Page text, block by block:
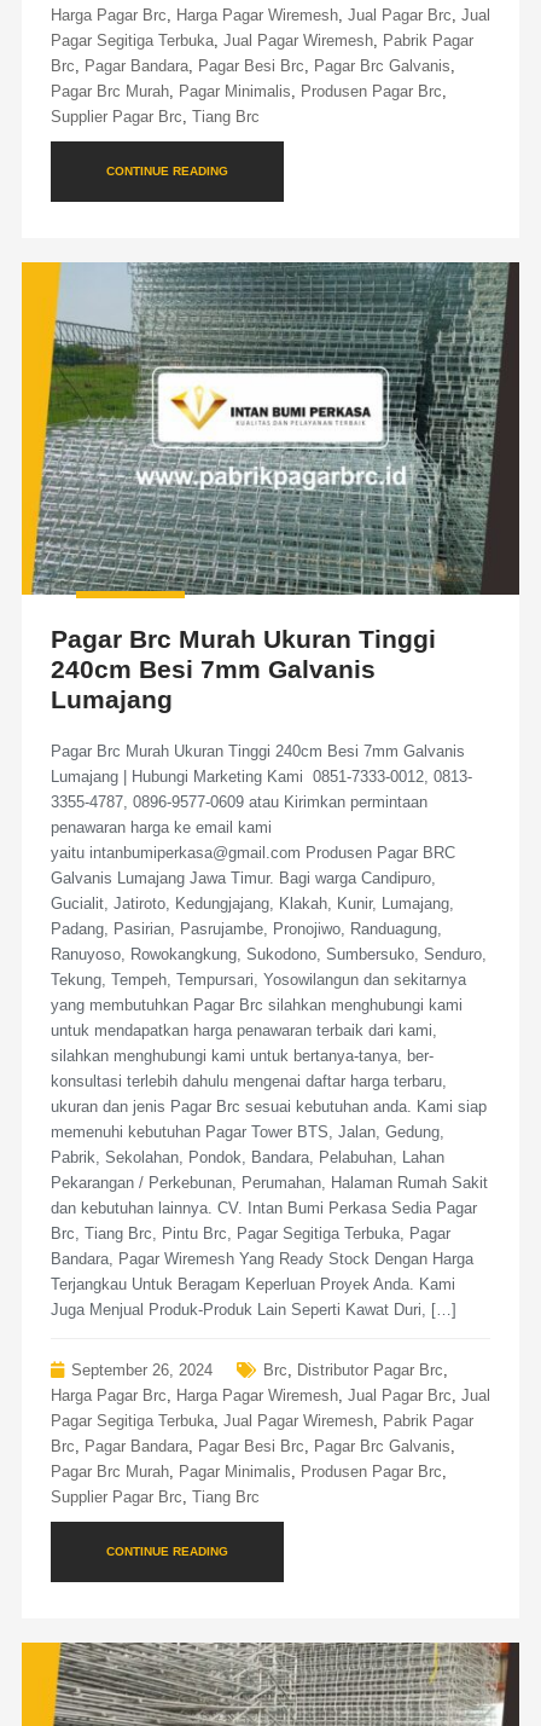
Harga Pagar Brc
Harga Pagar Wiremesh, Jual Pagar Brc Jual
Pagar Segitiga Terbuka, Jual Pagar Wiremesh,
Pabrik Pagar
Brc
Pagar Bandara, Pagar Besi Brc Pagar Brc Galvanis
Pagar Brc Murah, Pagar Minimalis Produsen Pagar Brc
Supplier Pagar Brc Tiang Brc
CONTINUE READING
Pagar Brc Murah Ukuran Tinggi
240cm Besi 7mm Galvanis
Lumajang
Pagar Brc Murah Ukuran Tinggi 240cm Besi 7mm Galvanis
Lumajang | Hubungi Marketing Kami 0851-7333-0012, 0813-
3355-4787, 0896-9577-0609 atau Kirimkan permintaan
penawaran harga ke email kami
yaitu intanbumiperkasa@gmail.com Produsen Pagar BRC
Galvanis Lumajang Jawa Timur. Bagi warga Candipuro,
Gucialit, Jatiroto, Kedungjajang, Klakah, Kunir, Lumajang,
Padang, Pasirian, Pasrujambe, Pronojiwo, Randuagung,
Ranuyoso, Rowokangkung, Sukodono, Sumbersuko, Senduro,
Tekung, Tempeh, Tempursari, Yosowilangun dan sekitarnya
yang membutuhkan Pagar Brc silahkan menghubungi kami
untuk mendapatkan harga penawaran terbaik dari kami,
silahkan menghubungi kami untuk bertanya-tanya, ber-
konsultasi terlebih dahulu mengenai daftar harga terbaru,
ukuran dan jenis Pagar Brc sesuai kebutuhan anda. Kami siap
memenuhi kebutuhan Pagar Tower BTS, Jalan, Gedung,
Pabrik, Sekolahan, Pondok, Bandara, Pelabuhan, Lahan
Pekarangan / Perkebunan, Perumahan, Halaman Rumah Sakit
dan kebutuhan lainnya. CV. Intan Bumi Perkasa Sedia Pagar
Brc, Tiang Brc, Pintu Brc, Pagar Segitiga Terbuka, Pagar
Bandara, Pagar Wiremesh Yang Ready Stock Dengan Harga
Terjangkau Untuk Beragam Keperluan Proyek Anda. Kami
Juga Menjual Produk-Produk Lain Seperti Kawat Duri, […]
September 26, 2024 Brc Distributor Pagar Brc
Harga Pagar Brc
Harga Pagar Wiremesh, Jual Pagar Brc Jual
Pagar Segitiga Terbuka, Jual Pagar Wiremesh, Pabrik Pagar
Brc
Pagar Bandara, Pagar Besi Brc Pagar Brc Galvanis
Pagar Brc Murah, Pagar Minimalis Produsen Pagar Brc
Supplier Pagar Brc Tiang Brc
CONTINUE READING